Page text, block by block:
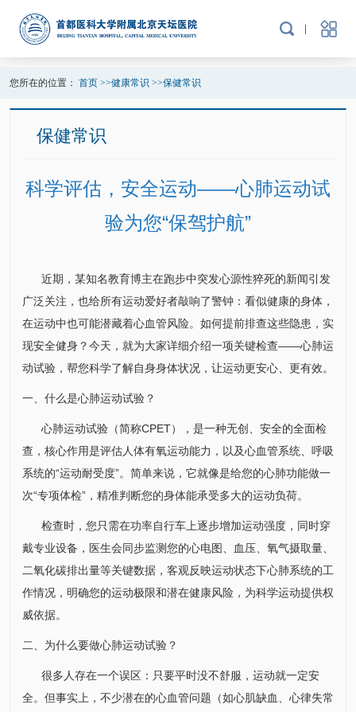
您所在的位置： 首页>>健康常识 >>保健常识
保健常识
科学评估，安全运动——心肺运动试
验为您“保驾护航”
近期，某知名教育博主在跑步中突发心源性猝死的新闻引发
广泛关注，也给所有运动爱好者敲响了警钟：看似健康的身体，
在运动中也可能潜藏着心血管风险。如何提前排查这些隐患，实
现安全健身？今天，就为大家详细介绍一项关键检查——心肺运
动试验，帮您科学了解自身身体状况，让运动更安心、更有效。
一、什么是心肺运动试验？
心肺运动试验（简称CPET），是一种无创、安全的全面检
查，核心作用是评估人体有氧运动能力，以及心血管系统、呼吸
系统的“运动耐受度”。简单来说，它就像是给您的心肺功能做一
次“专项体检”，精准判断您的身体能承受多大的运动负荷。
检查时，您只需在功率自行车上逐步增加运动强度，同时穿
戴专业设备，医生会同步监测您的心电图、血压、氧气摄取量、
二氧化碳排出量等关键数据，客观反映运动状态下心肺系统的工
作情况，明确您的运动极限和潜在健康风险，为科学运动提供权
威依据。
二、为什么要做心肺运动试验？
很多人存在一个误区：只要平时没不舒服，运动就一定安
全。但事实上，不少潜在的心血管问题（如心肌缺血、心律失常